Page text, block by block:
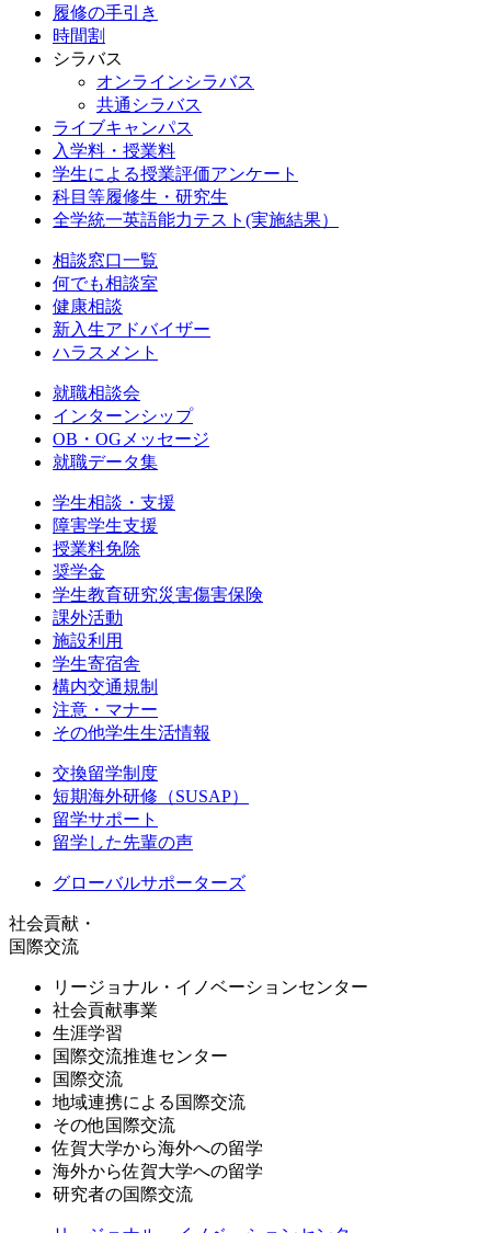
履修の手引き
時間割
シラバス
オンラインシラバス
共通シラバス
ライブキャンパス
入学料・授業料
学生による授業評価アンケート
科目等履修生・研究生
全学統一英語能力テスト(実施結果）
相談窓口一覧
何でも相談室
健康相談
新入生アドバイザー
ハラスメント
就職相談会
インターンシップ
OB・OGメッセージ
就職データ集
学生相談・支援
障害学生支援
授業料免除
奨学金
学生教育研究災害傷害保険
課外活動
施設利用
学生寄宿舎
構内交通規制
注意・マナー
その他学生生活情報
交換留学制度
短期海外研修（SUSAP）
留学サポート
留学した先輩の声
グローバルサポーターズ
社会貢献・
国際交流
リージョナル・イノベーションセンター
社会貢献事業
生涯学習
国際交流推進センター
国際交流
地域連携による国際交流
その他国際交流
佐賀大学から海外への留学
海外から佐賀大学への留学
研究者の国際交流